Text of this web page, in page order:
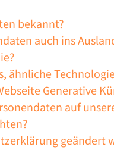
bekannt?
auch ins
ähnliche
Generative
auf
geändert